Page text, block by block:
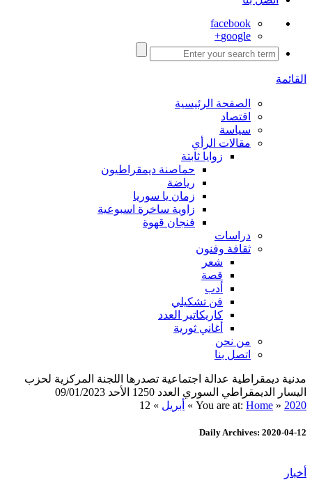
facebook
google+
القائمة
الصفحة الرئيسية
اقتصاد
سياسة
مقالات الرأي
زوايا ثابتة
حماصنة ديمقراطيون
رياضة
زمان يا سوريا
زاوية ساخرة اسبوعية
فنجان قهوة
دراسات
ثقافة وفنون
شعر
قصة
أدب
فن تشكيلي
كاريكاتير العدد
أغاني ثورية
من نحن
اتصل بنا
مدنية ديمقراطية عدالة اجتماعية تصدرها اللجنة المركزية لحزب
اليسار الديمقراطي السوري العدد 1250 الأحد 09/01/2023
You are at: Home » 2020
» أبريل »
12
Daily Archives: 2020-04-12
أخبار